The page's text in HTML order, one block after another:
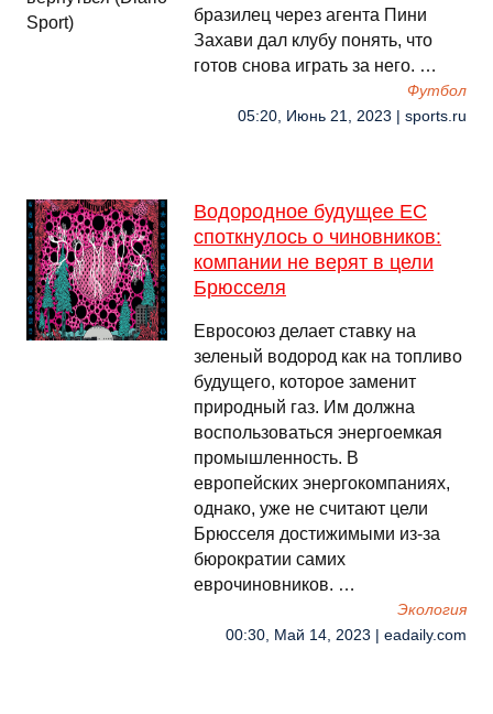
бразилец через агента Пини
Захави дал клубу понять, что
готов снова играть за него. …
Футбол
05:20, Июнь 21, 2023 | sports.ru
Водородное будущее ЕС
споткнулось о чиновников:
компании не верят в цели
Брюсселя
Евросоюз делает ставку на
зеленый водород как на топливо
будущего, которое заменит
природный газ. Им должна
воспользоваться энергоемкая
промышленность. В
европейских энергокомпаниях,
однако, уже не считают цели
Брюсселя достижимыми из-за
бюрократии самих
еврочиновников. …
Экология
00:30, Май 14, 2023 | eadaily.com